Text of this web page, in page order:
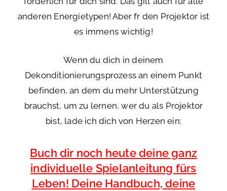
anderen Energietypen! Aber fr den Projektor ist
es immens wichtig!
Wenn du dich in deinem
Dekonditionierungsprozess an einem Punkt
befinden, an dem du mehr Unterstützung
brauchst, um zu lernen, wer du als Projektor
bist, lade ich dich von Herzen ein:
Buch dir noch heute deine ganz
individuelle Spielanleitung fürs
Leben! Deine Handbuch, deine